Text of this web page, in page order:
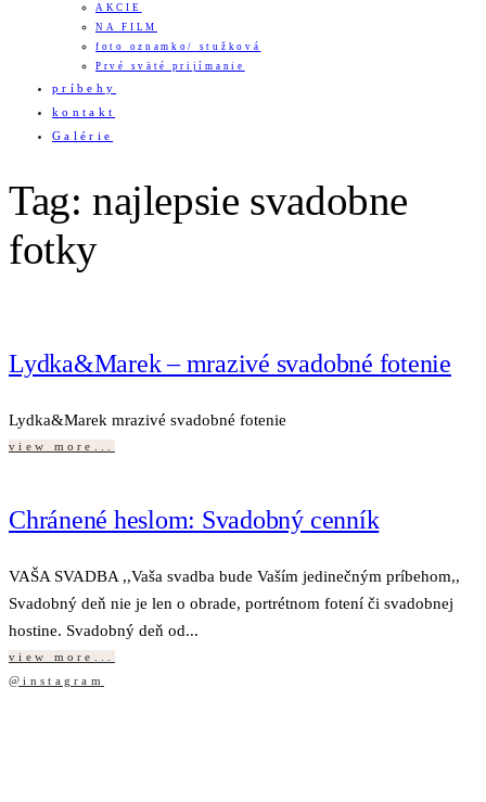
AKCIE
NA FILM
foto oznamko/ stužková
Prvé sväté prijímanie
príbehy
kontakt
Galérie
Tag: najlepsie svadobne
fotky
Lydka&Marek – mrazivé svadobné fotenie
Lydka&Marek mrazivé svadobné fotenie
view more...
Chránené heslom: Svadobný cenník
VAŠA SVADBA ,,Vaša svadba bude Vaším jedinečným príbehom,,
Svadobný deň nie je len o obrade, portrétnom fotení či svadobnej
hostine. Svadobný deň od...
view more...
@instagram